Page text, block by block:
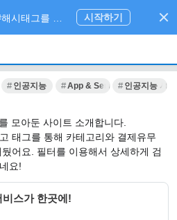
인공지능 App & Services인공지능 서
모아둔 사이트 소개합니다.
태그를 통해 카테고리와 결제유무
어요. 필터를 이용해서 상세하게 검
요!
스가 한곳에!
스닙팟에서는 좋아하는 #해시태그를 팔로우 하고 내가 관심있는 주제만 모아볼 수 있어요. 시작하기